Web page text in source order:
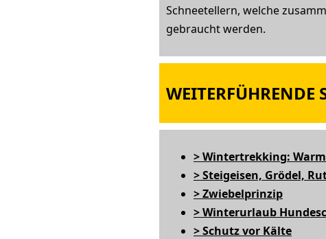
Schneetellern, welche
gebraucht werden.
WEITERFÜHRENDE
> Wintertrekking:
> Steigeisen, Grödel,
> Zwiebelprinzip
> Winterurlaub
> Schutz vor Kälte